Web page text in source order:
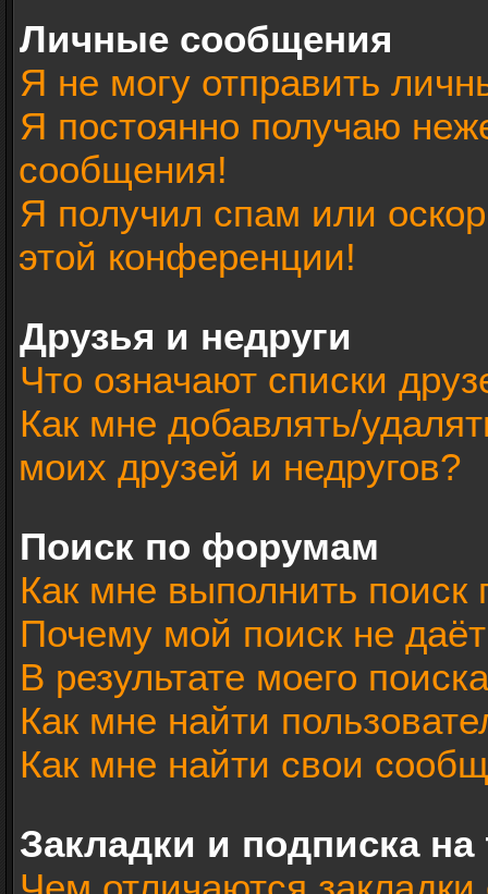
Личные сообщения
Я не могу отправить
Я постоянно получаю
сообщения!
Я получил спам или
этой конференции!
Друзья и недруги
Что означают списки
Как мне добавлять/
моих друзей и недругов?
Поиск по форумам
Как мне выполнить
Почему мой поиск не даёт
В результате моего
Как мне найти
Как мне найти свои
Закладки и подписка